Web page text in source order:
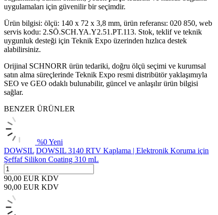
uygulamaları için güvenilir bir seçimdir.
Ürün bilgisi: ölçü: 140 x 72 x 3,8 mm, ürün referansı: 020 850, web
servis kodu: 2.SÖ.SCH.YA.Y2.51.PT.113. Stok, teklif ve teknik
uygunluk desteği için Teknik Expo üzerinden hızlıca destek
alabilirsiniz.
Orijinal SCHNORR ürün tedariki, doğru ölçü seçimi ve kurumsal
satın alma süreçlerinde Teknik Expo resmi distribütör yaklaşımıyla
SEO ve GEO odaklı bulunabilir, güncel ve anlaşılır ürün bilgisi
sağlar.
BENZER ÜRÜNLER
%0Yeni
DOWSIL DOWSIL 3140 RTV Kaplama | Elektronik Koruma için
Şeffaf Silikon Coating 310 mL
90,00 EUR KDV
90,00 EUR KDV